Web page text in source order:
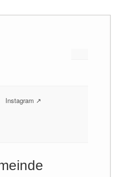
Instagram ↗